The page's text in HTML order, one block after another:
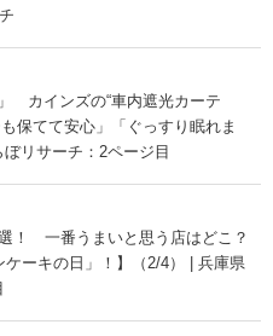
カインズの“車内遮光カーテ
保てて安心」「ぐっすり眠れま
リサーチ：2ページ目
！ 一番うまいと思う店はどこ？
ケーキの日」！】（2/4） | 兵庫県